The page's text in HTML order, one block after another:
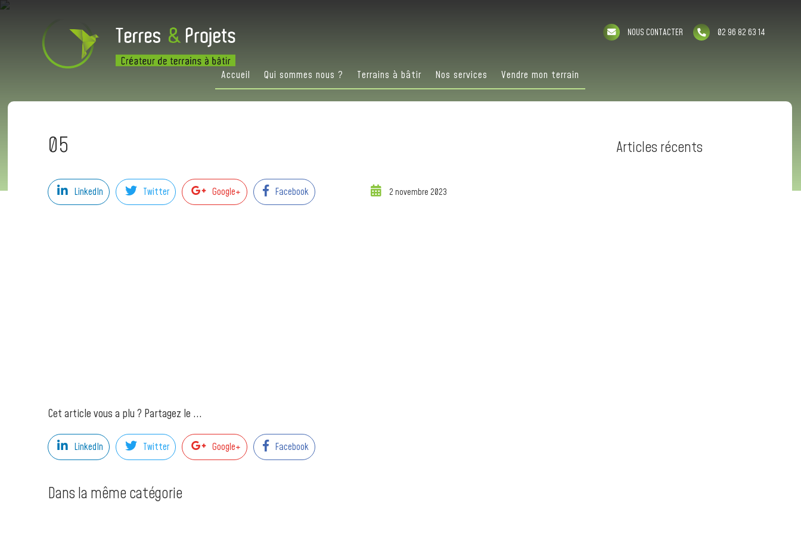
NOUS CONTACTER 02 96 82 63 14
Accueil Qui sommes nous ? Terrains à bâtir Nos services Vendre mon terrain
05
LinkedIn Twitter Google+ Facebook 2 novembre 2023
Cet article vous a plu ? Partagez le ...
LinkedIn Twitter Google+ Facebook
Dans la même catégorie
Articles récents